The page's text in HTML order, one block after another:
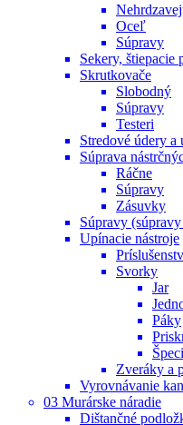
Oceľ
Súpravy
Sekery, štiepacie
Skrutkovače
Slobodný
Súpravy
Testeri
Stredové údery a
Súprava
Ráčne
Súpravy
Zásuvky
Súpravy
Upínacie nástroje
Svorky
Jar
Páky
Zveráky a
Vyrovnávanie
03 Murárske náradie
Dištančné